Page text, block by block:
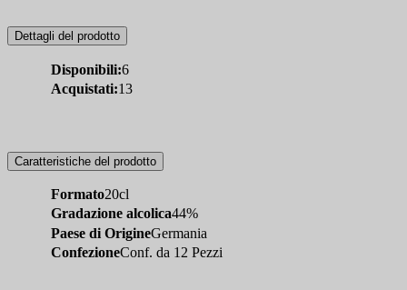
Dettagli del prodotto
Disponibili:6
Acquistati:13
Caratteristiche del prodotto
Formato20cl
Gradazione alcolica44%
Paese di OrigineGermania
ConfezioneConf. da 12 Pezzi